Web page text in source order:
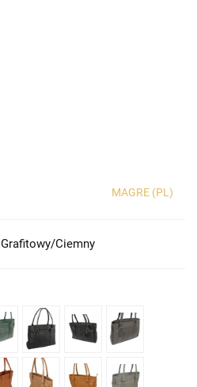
MAGRE (PL)
Grafitowy/Ciemny